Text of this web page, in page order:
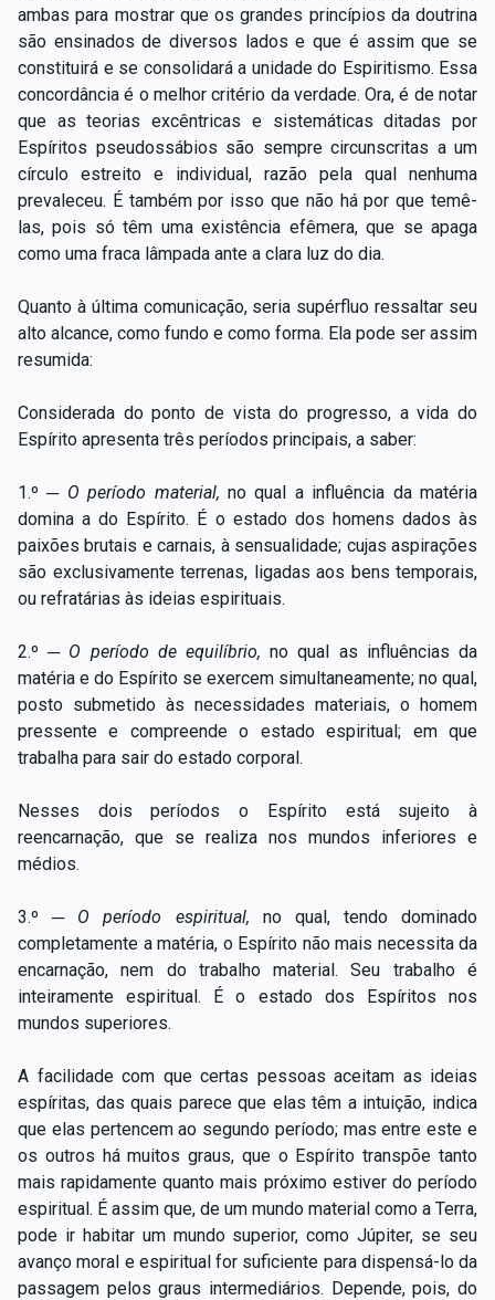
ambas para mostrar que os grandes princípios da doutrina
são ensinados de diversos lados e que é assim que se
constituirá e se consolidará a unidade do Espiritismo. Essa
concordância é o melhor critério da verdade. Ora, é de notar
que as teorias excêntricas e sistemáticas ditadas por
Espíritos pseudossábios são sempre circunscritas a um
círculo estreito e individual, razão pela qual nenhuma
prevaleceu. É também por isso que não há por que temê-
las, pois só têm uma existência efêmera, que se apaga
como uma fraca lâmpada ante a clara luz do dia.
Quanto à última comunicação, seria supérfluo ressaltar seu
alto alcance, como fundo e como forma. Ela pode ser assim
resumida:
Considerada do ponto de vista do progresso, a vida do
Espírito apresenta três períodos principais, a saber:
1.º ─ O período material,no qual a influência da matéria
domina a do Espírito. É o estado dos homens dados às
paixões brutais e carnais, à sensualidade; cujas aspirações
são exclusivamente terrenas, ligadas aos bens temporais,
ou refratárias às ideias espirituais.
2.º ─ O período de equilíbrio,no qual as influências da
matéria e do Espírito se exercem simultaneamente; no qual,
posto submetido às necessidades materiais, o homem
pressente e compreende o estado espiritual; em que
trabalha para sair do estado corporal.
Nesses dois períodos o Espírito está sujeito à
reencarnação, que se realiza nos mundos inferiores e
médios.
3.º ─ O período espiritual, no qual, tendo dominado
completamente a matéria, o Espírito não mais necessita da
encarnação, nem do trabalho material. Seu trabalho é
inteiramente espiritual. É o estado dos Espíritos nos
mundos superiores.
A facilidade com que certas pessoas aceitam as ideias
espíritas, das quais parece que elas têm a intuição, indica
que elas pertencem ao segundo período; mas entre este e
os outros há muitos graus, que o Espírito transpõe tanto
mais rapidamente quanto mais próximo estiver do período
espiritual. É assim que, de um mundo material como a Terra,
pode ir habitar um mundo superior, como Júpiter, se seu
avanço moral e espiritual for suficiente para dispensá-lo da
passagem pelos graus intermediários. Depende, pois, do